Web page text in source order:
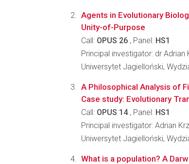
Agents in Evolutionary
Unity-of-Purpose
Call: OPUS 26 , Panel: HS1
Principal investigator: dr
Uniwersytet Jagielloński,
A Philosophical Analysis of
Case study: Evolutionary
Call: OPUS 14, Panel: HS1
Principal investigator: Adrian
Uniwersytet Jagielloński,
What is a population? A